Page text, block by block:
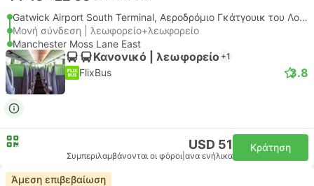
Gatwick Airport South Terminal, Αεροδρόμιο Γκάτγουικ του Λονδίνου
Μονή σύνδεση | λεωφορείο+λεωφορείο
Manchester Moss Lane East
Κανονικό | λεωφορείο +1
FlixBus 3.8
USD 51
Συμπεριλαμβάνονται οι φόροι ανα ενήλικα
Κράτηση
Άμεση επιβεβαίωση